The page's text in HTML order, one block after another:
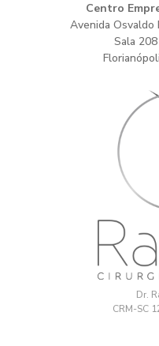
Dr.
CRM-SC
Centro
Avenida Osvaldo
Sala